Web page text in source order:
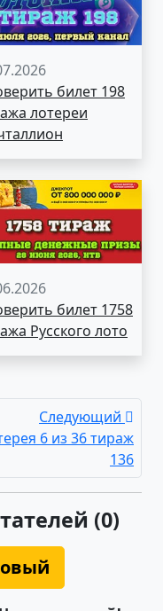
билет 198
лотереи
билет 1758
Русского лото
Следующий
6 из 36 тираж
136
(0)